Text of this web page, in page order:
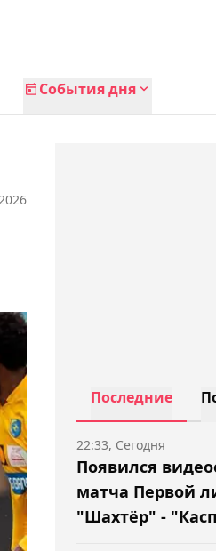
События дня
Последние
Появился
матча Первой
"Шахтёр" -
22:33, Сегодня